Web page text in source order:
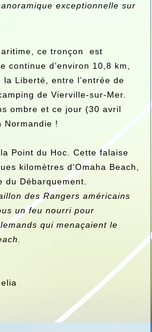
exceptionnelle sur
ce tronçon est
continue d’environ 10,8 km,
Liberté, entre l’entrée de
de Vierville-sur-Mer.
ombre et ce jour (30 avril
Normandie !
Point du Hoc. Cette falaise
kilomètres d'Omaha Beach,
du Débarquement.
des Rangers américains
un feu nourri pour
qui menaçaient le